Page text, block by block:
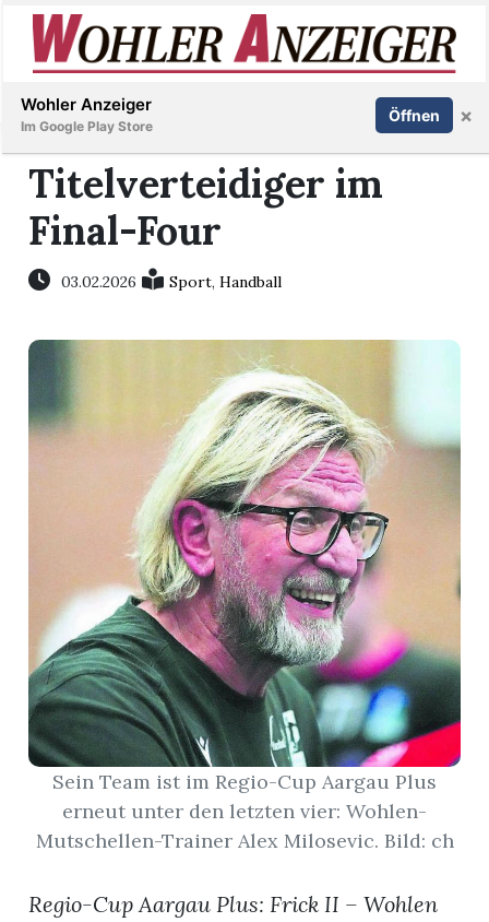
Immobilien
Veranstaltungen
Stellen
Paper
Inserieren Abonnieren Anmelden
Titelverteidiger im
Final-Four
03.02.2026 Sport,Handball
Sein Team ist im Regio-Cup Aargau Plus
erneut unter den letzten vier: Wohlen-
Mutschellen-Trainer Alex Milosevic. Bild: ch
Regio-Cup Aargau Plus: Frick II – Wohlen
Wohler Anzeiger
Im Google Play Store
Öffnen ×